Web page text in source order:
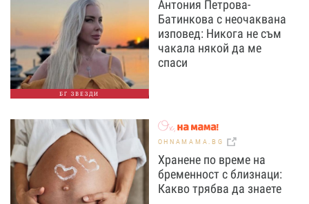
БГ ЗВЕЗДИ
Антония Петрова-
Батинкова с неочаквана
изповед: Никога не съм
чакала някой да ме
спаси
OHNAMAMA.BG
Хранене по време на
бременност с близнаци:
Какво трябва да знаете